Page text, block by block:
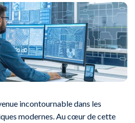
incontournable dans les
modernes. Au cœur de cette